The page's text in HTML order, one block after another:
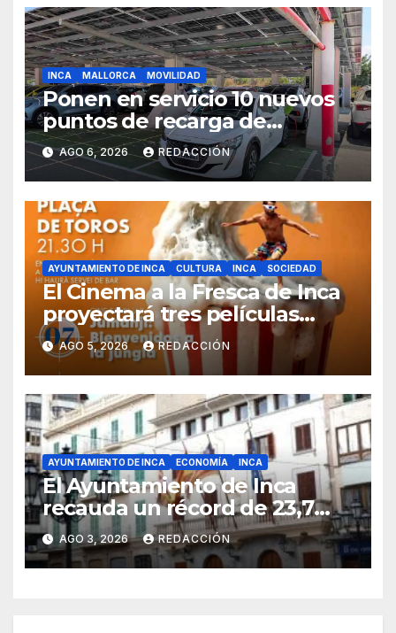
INCA MALLORCA MOVILIDAD
Ponen en servicio 10 nuevos
puntos de recarga de
vehículos eléctricos en el
Hospital de Inca
AGO 6, 2026 REDACCIÓN
AYUNTAMIENTO DE INCA CULTURA INCA SOCIEDAD
El Cinema a la Fresca de Inca
proyectará tres películas
solidarias en la plaza de toros
AGO 5, 2026 REDACCIÓN
AYUNTAMIENTO DE INCA ECONOMÍA INCA
El Ayuntamiento de Inca
recauda un récord de 23,7
millones de euros en
impuestos
AGO 3, 2026 REDACCIÓN